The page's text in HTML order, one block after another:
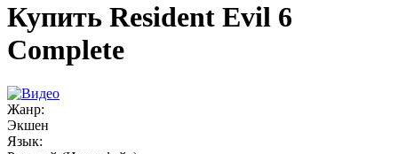
Купить Resident Evil 6
Complete
Жанр:
Экшен
Язык: